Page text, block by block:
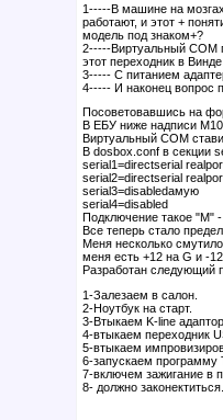
1-----В машине на
работают, и этот +
модель под знаком+?
2-----Виртуальный СОМ
этот переходник в
3----- С питанием
4----- И наконец вопрос
Посоветовавшись на
В ЕБУ ниже надписи
Виртуальный СОМ
В dosbox.conf в секции
serial1=directserial
serial2=directserial
serial3=disabledамую
serial4=disabled
Подключение такое "М" -
Все теперь стало
Меня несколько
меня есть +12 на G и -
Разработан следующий
1-Залезаем в салон.
2-Ноутбук на старт.
3-Втыкаем K-line
4-втыкаем переходник
5-втыкаем
6-запускаем программу
7-включем зажигание в
8- должно законектиться.